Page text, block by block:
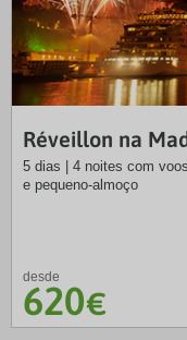
Réveillon na
5 dias | 4 noites com
e pequeno-almoço
desde
620€